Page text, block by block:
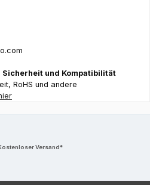
und Kompatibilität
RoHS und andere
Versand*